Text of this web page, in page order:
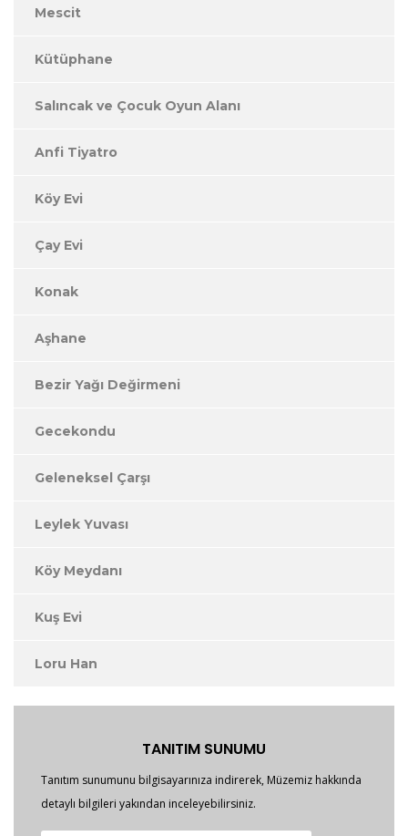
Mescit
Kütüphane
Salıncak ve Çocuk Oyun Alanı
Anfi Tiyatro
Köy Evi
Çay Evi
Konak
Aşhane
Bezir Yağı Değirmeni
Gecekondu
Geleneksel Çarşı
Leylek Yuvası
Köy Meydanı
Kuş Evi
Loru Han
TANITIM SUNUMU
Tanıtım sunumunu bilgisayarınıza indirerek, Müzemiz hakkında
detaylı bilgileri yakından inceleyebilirsiniz.